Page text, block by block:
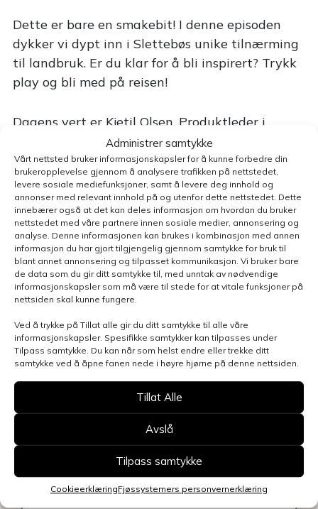
Administrer samtykke
Vårt nettsted bruker informasjonskapsler for å kunne forbedre din
brukeropplevelse gjennom å analysere trafikken på nettstedet,
levere sosiale mediefunksjoner, samt å levere deg innhold og
annonser med relevant innhold på og utenfor dette nettstedet. Dette
innebærer også at det kan deles informasjon om hvordan du bruker
nettstedet med våre partnere innen sosiale medier, annonsering og
analyse. Denne informasjonen kan brukes i kombinasjon med annen
informasjon du har gjort tilgjengelig gjennom samtykke for bruk til
blant annet annonsering og tilpasset kommunikasjon. Vi bruker bare
de data som du gir ditt samtykke til, med unntak av nødvendige
informasjonskapsler som må være til stede for at vitale funksjoner på
nettsiden skal kunne fungere.
Ved å trykke på Tillat alle gir du ditt samtykke til alle våre
informasjonskapsler. Spesifikke samtykker kan tilpasses under
Tilpass samtykke. Du kan når som helst endre eller trekke ditt
samtykke ved å åpne fanen nede i høyre hjørne på denne nettsiden.
Tillat Alle
Avslå
Tilpass samtykke
CookieerklæringFjøssystemers personvernerklæring
Dette er bare en smakebit! I denne episoden
dykker vi dypt inn i Slettebøs unike tilnærming
til landbruk. Er du klar for å bli inspirert? Trykk
play og bli med på reisen!
Dagens vert er Kjetil Olsen, Produktleder i
Fjøssystemer Gruppen. Har du spørsmål, innspill
eller idéer, send en e-post til:
podkast@fjossystemer.no
Bildet av Holstein-kyr på beite er KI-generert.
Kontakt oss
relatert til denne siden, så blir du kontaktet
innen kort tid.Klikk her for å se oversikt over
kontaktpersoner
Kontakt